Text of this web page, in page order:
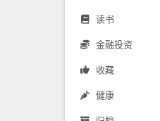
读书
金融投资
收藏
健康